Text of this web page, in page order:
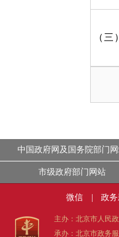
（三）
中国政府网及国务院部门
市级政府部门网站
微信 政
主办：北京市人民
承办：北京市政务